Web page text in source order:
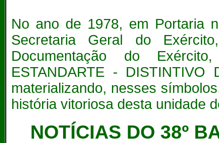
No ano de 1978, em Portaria
Secretaria Geral do
Documentação do
ESTANDARTE - DISTINTIVO
materializando, nesses
história vitoriosa desta unidade
NOTÍCIAS DO 38º